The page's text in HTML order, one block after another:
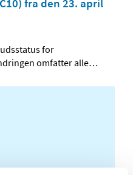
fra den 23. april
for
omfatter alle…